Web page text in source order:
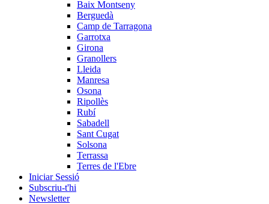
Baix Montseny
Berguedà
Camp de Tarragona
Garrotxa
Girona
Granollers
Lleida
Manresa
Osona
Ripollès
Rubí
Sabadell
Sant Cugat
Solsona
Terrassa
Terres de l'Ebre
Iniciar Sessió
Subscriu-t'hi
Newsletter